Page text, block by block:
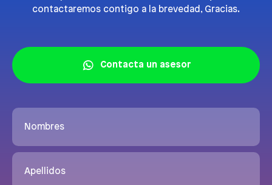
contactaremos contigo a la brevedad, Gracias.
Contacta un asesor
Nombres
Apellidos